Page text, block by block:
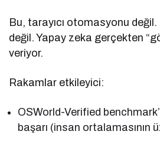
Bu, tarayıcı otomasyonu
değil. Yapay zeka gerçekten
veriyor.
Rakamlar etkileyici:
OSWorld-Verified
başarı (insan ortalamasının